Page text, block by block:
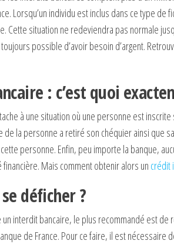
Lorsqu’un individu est inclus dans ce type
Cette situation ne redeviendra pas normale
possible d’avoir besoin d’argent.
: c’est quoi
à une situation où une personne est
de la personne a retiré son chéquier ainsi que
personne. Enfin, peu importe la banque,
Mais comment obtenir alors un crédit
déficher ?
interdit bancaire, le plus recommandé est
de France. Pour ce faire, il est